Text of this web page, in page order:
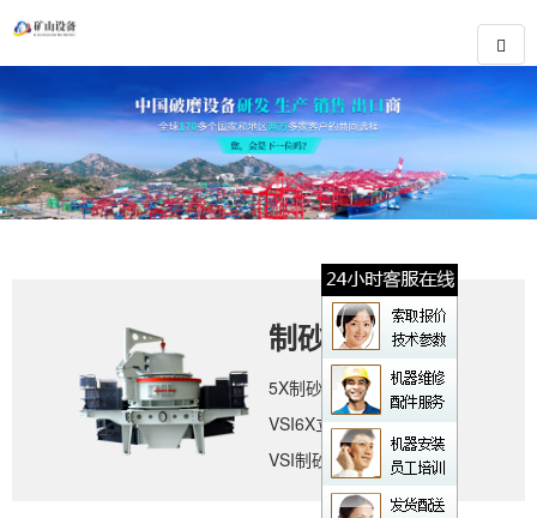
制砂设备
5X制砂机
VSI6X立轴冲击式破碎机
VSI制砂机